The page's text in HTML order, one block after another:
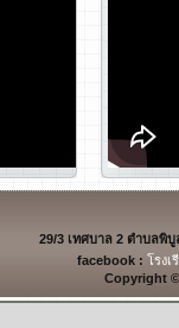
29/3 เทศบาล 2 ตำบลพิ
facebook : โรงเ
Copyright